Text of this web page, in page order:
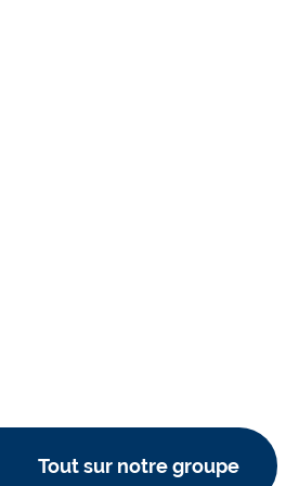
Tout sur notre groupe